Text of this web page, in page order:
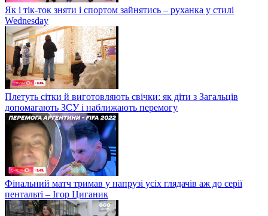
Як і тік-ток зняти і спортом зайнятись – руханка у стилі
Wednesday
Плетуть сітки й виготовляють свічки: як діти з Загальців
допомагають ЗСУ і наближають перемогу
Фінальний матч тримав у напрузі усіх глядачів аж до серії
пентальті – Ігор Циганик